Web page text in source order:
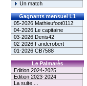
Un match
Gagnants mensuel L1
05-2026 Mathieufoot0112
04-2026 Le capitaine
03-2026 Denis42
02-2026 Fanderobert
01-2026 CB7588
Le Palmarès
Edition 2024-2025
Edition 2023-2024
La suite ...